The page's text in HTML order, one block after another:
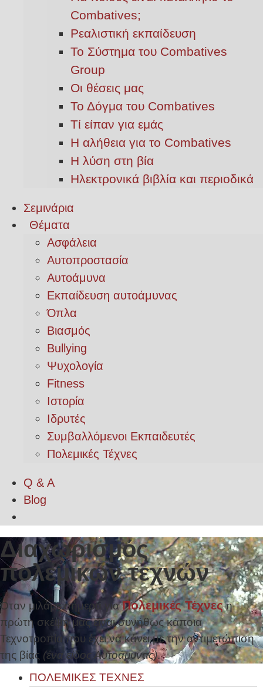
Combatives;
Ρεαλιστική εκπαίδευση
Το Σύστημα του Combatives
Group
Οι θέσεις μας
Το Δόγμα του Combatives
Τί είπαν για εμάς
Η αλήθεια για το Combatives
Η λύση στη βία
Ηλεκτρονικά βιβλία και περιοδικά
Σεμινάρια
Θέματα
Ασφάλεια
Αυτοπροστασία
Αυτοάμυνα
Εκπαίδευση αυτοάμυνας
Όπλα
Βιασμός
Bullying
Ψυχολογία
Fitness
Ιστορία
Ιδρυτές
Συμβαλλόμενοι Εκπαιδευτές
Πολεμικές Τέχνες
Q & A
Blog
Διαχωρισμός
πολεμικών τεχνών
Όταν μιλάμε σήμερα γιαΠολεμικές Τέχνεςη
πρώτη σκέψη μας είναι συνήθως κάποια
Τεχνοτροπία που έχει να κάνει με την αντιμετώπιση
της βίας (ένα είδος Αυτοάμυνας).
ΠΟΛΕΜΙΚΕΣ ΤΕΧΝΕΣ